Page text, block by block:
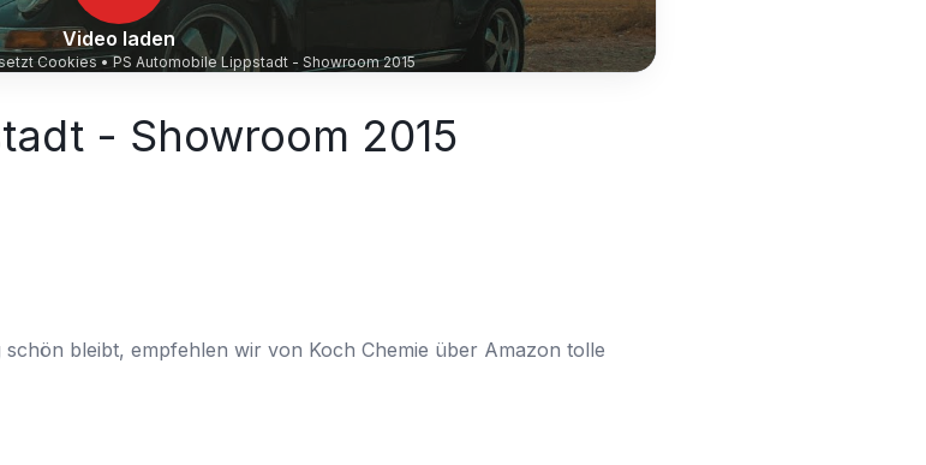
Video laden
Cookies •PS Automobile Lippstadt - Showroom 2015
- Showroom 2015
bleibt, empfehlen wir von Koch Chemie über Amazon tolle